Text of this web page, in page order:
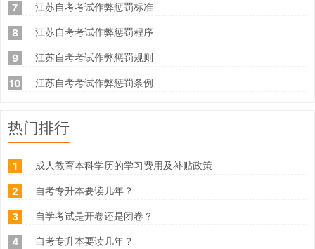
7 江苏自考考试作弊惩罚标准
8 江苏自考考试作弊惩罚程序
9 江苏自考考试作弊惩罚规则
10 江苏自考考试作弊惩罚条例
热门排行
1 成人教育本科学历的学习费用及补贴政策
2 自考专升本要读几年？
3 自学考试是开卷还是闭卷？
4 自考专升本要读几年？